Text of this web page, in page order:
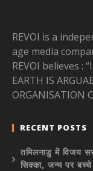
REVOI is a
age media
REVOI believes :
EARTH IS
ORGANISATION
RECENT POSTS
तमिलनाडु में विजय
सिक्का, जन्म पर